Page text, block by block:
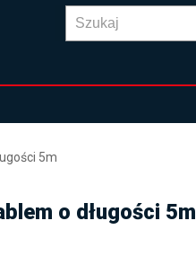
5m
o długości 5m